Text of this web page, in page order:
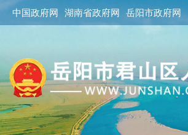
中国政府网 湖南省政府网 岳阳市政府网